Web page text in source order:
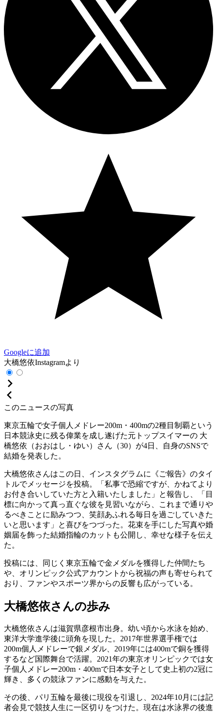
Googleに追加
大橋悠依Instagramより
このニュースの写真
東京五輪で女子個人メドレー200m・400mの2種目制覇という
日本競泳史に残る偉業を成し遂げた元トップスイマーの 大
橋悠依（おおはし・ゆい）さん（30）が4日、自身のSNSで
結婚を発表した。
大橋悠依さんはこの日、インスタグラムに《ご報告》のタイ
トルでメッセージを投稿。「私事で恐縮ですが、かねてより
お付き合いしていた方と入籍いたしました」と報告し、「目
標に向かって真っ直ぐな彼を見習いながら、これまで通りや
るべきことに励みつつ、笑顔あふれる毎日を過ごしていきた
いと思います」と喜びをつづった。花束を手にした写真や婚
姻届を飾った結婚指輪のカットも公開し、幸せな様子を伝え
た。
投稿には、同じく東京五輪で金メダルを獲得した仲間たち
や、オリンピック公式アカウントから祝福の声も寄せられて
おり、ファンやスポーツ界からの反響も広がっている。
大橋悠依さんの歩み
大橋悠依さんは滋賀県彦根市出身。幼い頃から水泳を始め、
東洋大学進学後に頭角を現した。2017年世界選手権では
200m個人メドレーで銀メダル、2019年には400mで銅を獲得
するなど国際舞台で活躍。2021年の東京オリンピックでは女
子個人メドレー200m・400mで日本女子として史上初の2冠に
輝き、多くの競泳ファンに感動を与えた。
その後、パリ五輪を最後に現役を引退し、2024年10月には記
者会見で競技人生に一区切りをつけた。現在は水泳界の後進